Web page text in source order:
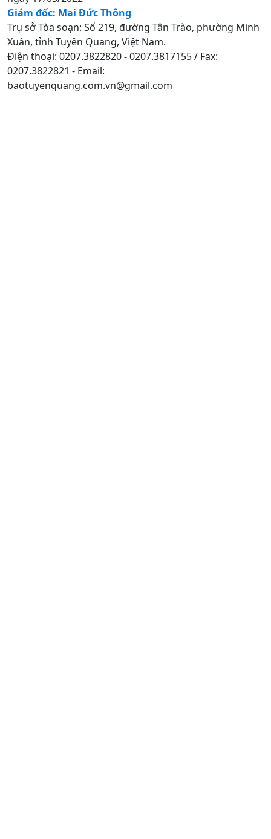
Giám đốc: Mai Đức Thông
Trụ sở Tòa soạn: Số 219, đường Tân Trào, phường Minh
Xuân, tỉnh Tuyên Quang, Việt Nam.
Điện thoại: 0207.3822820 - 0207.3817155 / Fax:
0207.3822821 - Email:
baotuyenquang.com.vn@gmail.com